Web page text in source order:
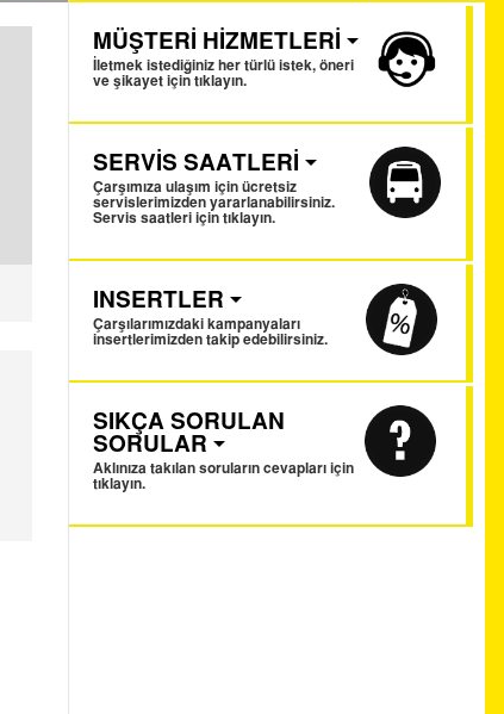
MÜŞTERİ HİZMETLERİ
İletmek istediğiniz her türlü istek, öneri
ve şikayet için tıklayın.
SERVİS SAATLERİ
Çarşımıza ulaşım için ücretsiz
servislerimizden yararlanabilirsiniz.
Servis saatleri için tıklayın.
INSERTLER
Çarşılarımızdaki kampanyaları
insertlerimizden takip edebilirsiniz.
SIKÇA SORULAN
SORULAR
Aklınıza takılan soruların cevapları için
tıklayın.